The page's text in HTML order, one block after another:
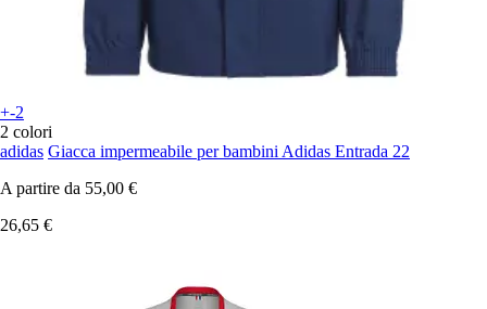
+-2
2 colori
adidas Giacca impermeabile per bambini Adidas Entrada 22
A partire da 55,00 €
26,65 €